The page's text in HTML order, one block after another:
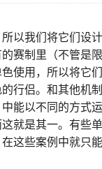
以我们将它们设
赛制里（不管是限
使用，所以将它
行侣。和其他机
能以不同的方式
就是其一。有些
这些案例中就只